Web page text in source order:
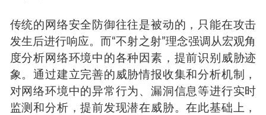
传统的网络安全防御往往是被动的，只能在攻击
发生后进行响应。而“不射之射”理念强调从宏观角
度分析网络环境中的各种因素，提前识别威胁迹
象。通过建立完善的威胁情报收集和分析机制，
对网络环境中的异常行为、漏洞信息等进行实时
监测和分析，提前发现潜在威胁。在此基础上，